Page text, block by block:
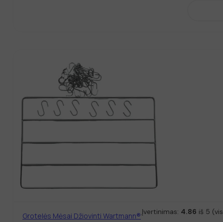
Grotelės Mėsai Džiovinti Wartmann® Įvertinimas: 4.86 iš 5